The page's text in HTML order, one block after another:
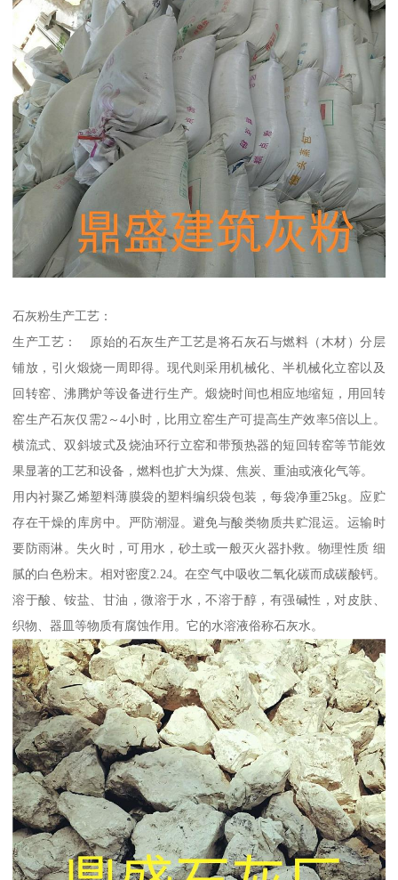
石灰粉生产工艺：
生产工艺： 原始的石灰生产工艺是将石灰石与燃料（木材）分层
铺放，引火煅烧一周即得。现代则采用机械化、半机械化立窑以及
回转窑、沸腾炉等设备进行生产。煅烧时间也相应地缩短，用回转
窑生产石灰仅需2～4小时，比用立窑生产可提高生产效率5倍以上。
横流式、双斜坡式及烧油环行立窑和带预热器的短回转窑等节能效
果显著的工艺和设备，燃料也扩大为煤、焦炭、重油或液化气等。
用内衬聚乙烯塑料薄膜袋的塑料编织袋包装，每袋净重25kg。应贮
存在干燥的库房中。严防潮湿。避免与酸类物质共贮混运。运输时
要防雨淋。失火时，可用水，砂土或一般灭火器扑救。物理性质 细
腻的白色粉末。相对密度2.24。在空气中吸收二氧化碳而成碳酸钙。
溶于酸、铵盐、甘油，微溶于水，不溶于醇，有强碱性，对皮肤、
织物、器皿等物质有腐蚀作用。它的水溶液俗称石灰水。